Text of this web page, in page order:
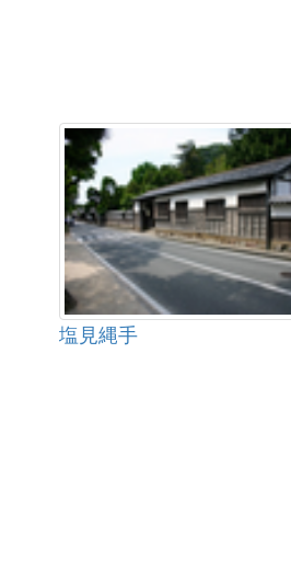
塩見縄手